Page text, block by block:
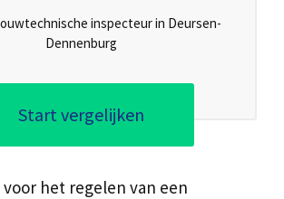
inspecteur in Deursen-
Dennenburg
Start vergelijken
het regelen van een